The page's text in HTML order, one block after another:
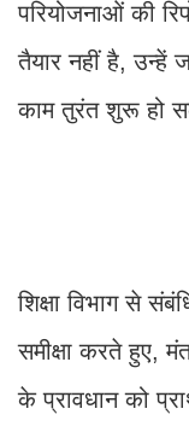
परियोजनाओं की
तैयार नहीं है, उन्हें
काम तुरंत शुरू हो
शिक्षा विभाग से
समीक्षा करते हुए,
के प्रावधान को